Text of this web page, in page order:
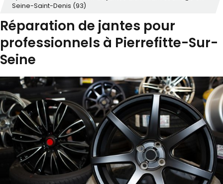
Réparation de jantes pour
professionnels à Pierrefitte-Sur-
Seine
Seine-Saint-Denis (93)